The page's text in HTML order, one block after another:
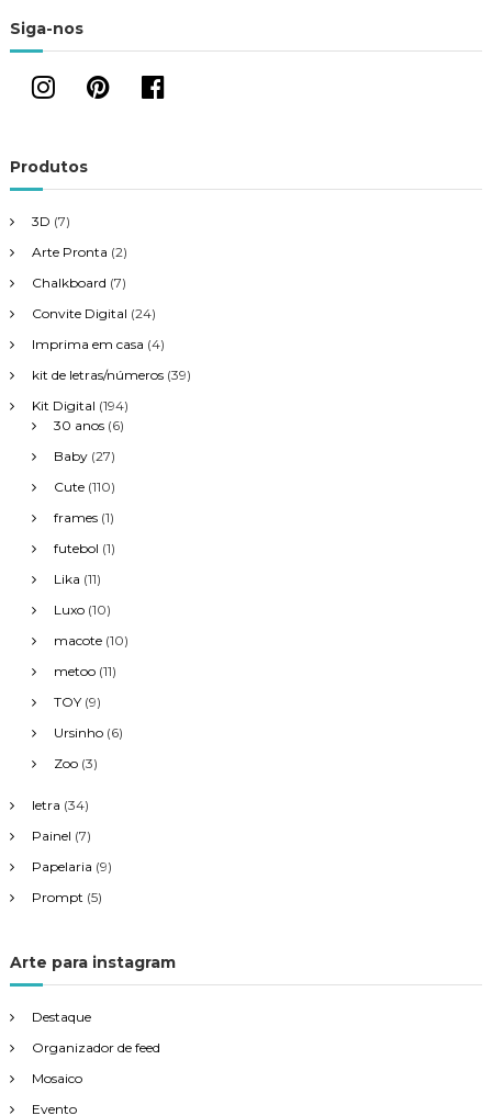
Siga-nos
Produtos
3D (7)
Arte Pronta (2)
Chalkboard (7)
Convite Digital (24)
Imprima em casa (4)
kit de letras/números (39)
Kit Digital (194)
30 anos (6)
Baby (27)
Cute (110)
frames (1)
futebol (1)
Lika (11)
Luxo (10)
macote (10)
metoo (11)
TOY (9)
Ursinho (6)
Zoo (3)
letra (34)
Painel (7)
Papelaria (9)
Prompt (5)
Arte para instagram
Destaque
Organizador de feed
Mosaico
Evento